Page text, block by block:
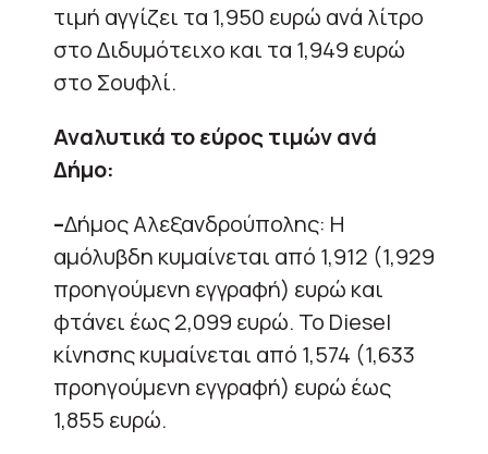
τιμή αγγίζει τα 1,950 ευρώ ανά λίτρο
στο Διδυμότειχο και τα 1,949 ευρώ
στο Σουφλί.
Αναλυτικά το εύρος τιμών ανά
Δήμο:
–Δήμος Αλεξανδρούπολης: Η
αμόλυβδη κυμαίνεται από 1,912 (1,929
προηγούμενη εγγραφή) ευρώ και
φτάνει έως 2,099 ευρώ. Το Diesel
κίνησης κυμαίνεται από 1,574 (1,633
προηγούμενη εγγραφή) ευρώ έως
1,855 ευρώ.